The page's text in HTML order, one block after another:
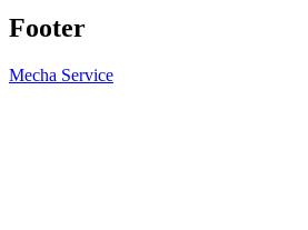
Footer
Mecha Service